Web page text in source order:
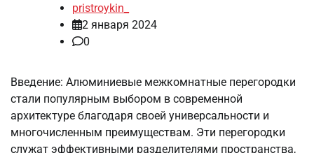
pristroykin_
2 января 2024
0
Введение: Алюминиевые межкомнатные перегородки
стали популярным выбором в современной
архитектуре благодаря своей универсальности и
многочисленным преимуществам. Эти перегородки
служат эффективными разделителями пространства,